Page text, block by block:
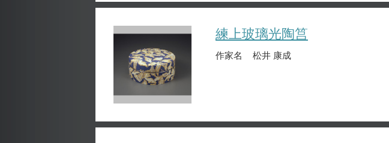
練上玻璃光陶筥
作家名 松井 康成